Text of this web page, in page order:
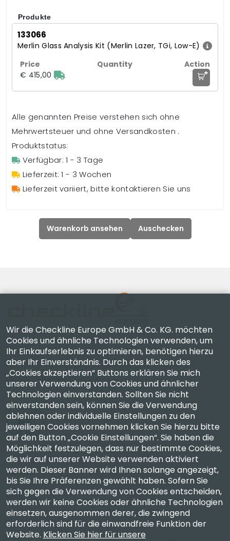
Produkte
133066
Merlin Glass Analysis Kit (Merlin Lazer, TGi, Low-E)
€ 415,00 +
Alle genannten Preise verstehen sich ohne
Mehrwertsteuer und ohne Versandkosten .
Produktstatus:
Verfügbar: 1 - 3 Tage
Lieferzeit: 1 - 3 Wochen
Lieferzeit variiert, bitte kontaktieren Sie uns
Warenkorb ansehen Auschecken
Checkline Europe GmbH & Co. KG. — Spezialisten für
Lieferung, Kalibrierung, Zertifizierung und Reparatur
hochpräziser Messgeräte.
Unternehmen
Konto
Kontakt
Wir die Checkline Europe GmbH & Co. KG. möchten
Cookies und ähnliche Technologien verwenden, um
Ihr Einkaufserlebnis zu optimieren, benötigen hierzu
aber Ihr Einverständnis. Durch das klicken des
„Cookies akzeptieren“ Buttons erklären Sie mich
unserer Verwendung von Cookies und ähnlicher
Technologien einverstanden. Sollten Sie nicht
einverstanden sein, können Sie die Verwendung
ablehnen oder individuelle Einstellungen zu den
jeweiligen Cookies vornehmen klicken Sie hierzu bitte
auf den Button „Cookie Einstellungen“. Sie haben die
Möglichkeit festzulegen, dass nur bestimmte Cookies,
die wir auf unserer Website verwenden aktiviert
werden. Dieser Banner wird Ihnen solange angezeigt,
bis Sie Ihre Präferenzen gewählt haben. Sofern Sie
sich gegen die Verwendung von Cookies entscheiden,
werden wir keine Cookies oder ähnliche Technologien
einsetzen, ausgenommen derer, die zwingend
erforderlich sind für die einwandfreie Funktion der
Website. Klicken Sie hier für unsere